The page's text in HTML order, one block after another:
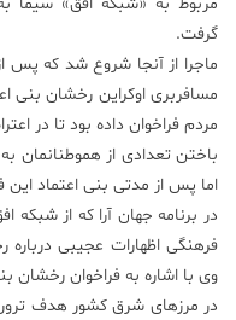
گرفت.
ماجرا از آنجا شروع شد که پس
مسافربری اوکراین رخشان بنی
مردم فراخوان داده بود تا در
باختن تعدادی از هموطنانمان
اما پس از مدتی بنی اعتماد این
در برنامه جهان آرا که از
فرهنگی اظهارات عجیبی
در مرز‌های شرق کشور هدف ترور